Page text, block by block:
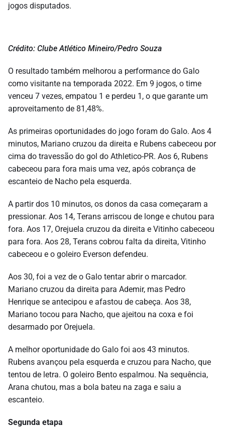
jogos disputados.
Crédito: Clube Atlético Mineiro/Pedro Souza
O resultado também melhorou a performance do Galo
como visitante na temporada 2022. Em 9 jogos, o time
venceu 7 vezes, empatou 1 e perdeu 1, o que garante um
aproveitamento de 81,48%.
As primeiras oportunidades do jogo foram do Galo. Aos 4
minutos, Mariano cruzou da direita e Rubens cabeceou por
cima do travessão do gol do Athletico-PR. Aos 6, Rubens
cabeceou para fora mais uma vez, após cobrança de
escanteio de Nacho pela esquerda.
A partir dos 10 minutos, os donos da casa começaram a
pressionar. Aos 14, Terans arriscou de longe e chutou para
fora. Aos 17, Orejuela cruzou da direita e Vitinho cabeceou
para fora. Aos 28, Terans cobrou falta da direita, Vitinho
cabeceou e o goleiro Everson defendeu.
Aos 30, foi a vez de o Galo tentar abrir o marcador.
Mariano cruzou da direita para Ademir, mas Pedro
Henrique se antecipou e afastou de cabeça. Aos 38,
Mariano tocou para Nacho, que ajeitou na coxa e foi
desarmado por Orejuela.
A melhor oportunidade do Galo foi aos 43 minutos.
Rubens avançou pela esquerda e cruzou para Nacho, que
tentou de letra. O goleiro Bento espalmou. Na sequência,
Arana chutou, mas a bola bateu na zaga e saiu a
escanteio.
Segunda etapa